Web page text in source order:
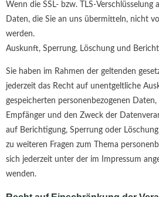
Wenn die SSL- bzw. TLS-
Daten, die Sie an uns übermitteln, nicht
werden.
Auskunft, Sperrung, Löschung und
Sie haben im Rahmen der geltenden
jederzeit das Recht auf unentgeltliche
gespeicherten personenbezogenen
Empfänger und den Zweck der
auf Berichtigung, Sperrung oder
zu weiteren Fragen zum Thema
sich jederzeit unter der im Impressum
wenden.